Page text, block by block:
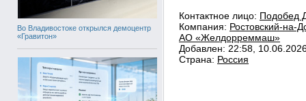
Во Владивостоке открылся демоцентр
«Гравитон»
Контактное лицо: Подобед
Компания: Ростовский-на-
АО «Желдорреммаш»
Добавлен: 22:58,
Страна: Россия